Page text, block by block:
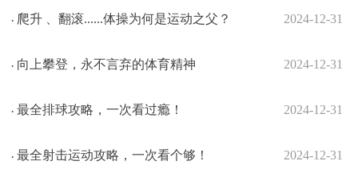
· 爬升 、翻滚......体操为何是运动之父？ 2024-12-31
· 向上攀登，永不言弃的体育精神 2024-12-31
· 最全排球攻略，一次看过瘾！ 2024-12-31
· 最全射击运动攻略，一次看个够！ 2024-12-31